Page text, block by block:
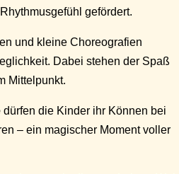
gefördert.
und kleine Choreografien
Dabei stehen der Spaß
Mittelpunkt.
dürfen die Kinder ihr Können bei
– ein magischer Moment voller